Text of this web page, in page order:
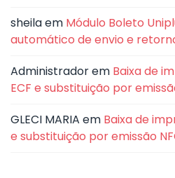
sheilaem Módulo Boleto
automático de envio e
Administradorem Baixa de
ECF e substituição por
GLECI MARIA em Baixa de
e substituição por emissão